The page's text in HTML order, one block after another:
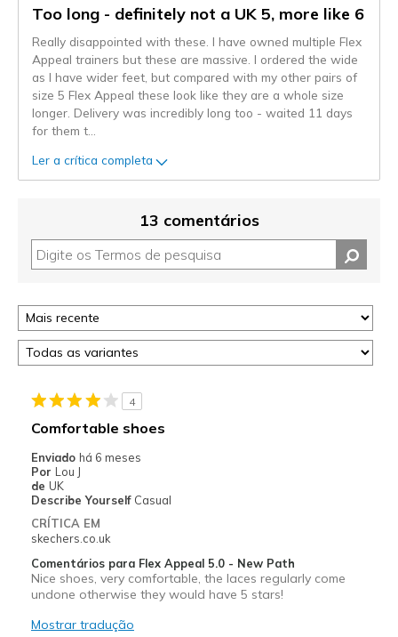
Too long - definitely not a UK 5, more like 6
Really disappointed with these. I have owned multiple Flex
Appeal trainers but these are massive. I ordered the wide
as I have wider feet, but compared with my other pairs of
size 5 Flex Appeal these look like they are a whole size
longer. Delivery was incredibly long too - waited 11 days
for them t
Ler a crítica completa
13 comentários
4
Comfortable shoes
Enviado há 6 meses
Por Lou J
de UK
Describe Yourself Casual
CRÍTICA EM
skechers.co.uk
Comentários para Flex Appeal 5.0 - New Path
Nice shoes, very comfortable, the laces regularly come
undone otherwise they would have 5 stars!
Mostrar tradução